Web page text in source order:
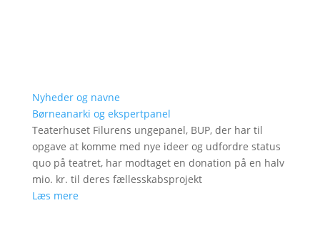
Nyheder og navne
Børneanarki og ekspertpanel
Teaterhuset Filurens ungepanel, BUP, der har til
opgave at komme med nye ideer og udfordre status
quo på teatret, har modtaget en donation på en halv
mio. kr. til deres fællesskabsprojekt
Læs mere